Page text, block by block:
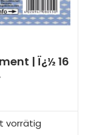
| Ï¿½ 16
vorrätig